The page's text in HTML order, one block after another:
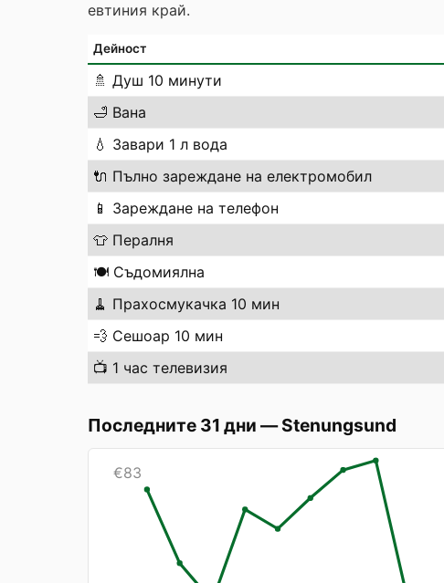
евтиния край.
Дейност
🚿 Душ 10 минути
🛁 Вана
💧 Завари 1 л вода
🔌 Пълно зареждане на електромобил
📱 Зареждане на телефон
👕 Пералня
🍽️ Съдомиялна
🧹 Прахосмукачка 10 мин
💨 Сешоар 10 мин
📺 1 час телевизия
Последните 31 дни —Stenungsund
€83